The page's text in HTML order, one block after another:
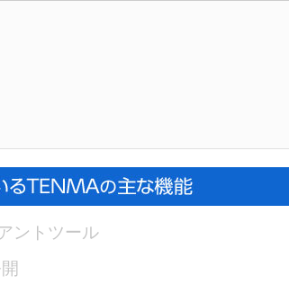
ントツール